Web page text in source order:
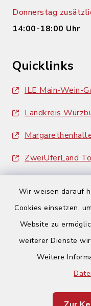
Wir weisen darauf
Cookies einsetzen,
Website zu
weiterer Dienste
Weitere
Donnerstag
14:00-18:00 Uhr
Quicklinks
ILE Main-Wein-
Landkreis
ZweiUferLand